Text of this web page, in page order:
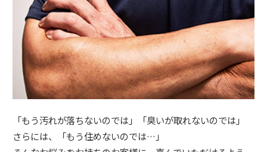
「もう汚れが落ちないのでは」「臭いが取れないのでは」
さらには、「もう住めないのでは…」